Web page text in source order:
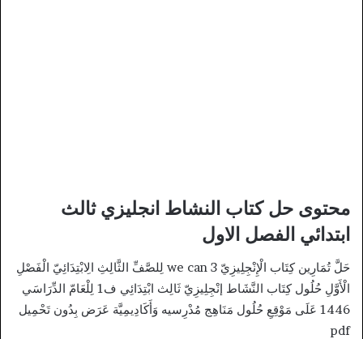
محتوى حل كتاب النشاط انجليزي ثالث
ابتدائي الفصل الاول
حَلَّ تُمَارِين كِتَاب الْإِنْجِلِيزِيّ we can 3 لِلصَّفِّ الثَّالِثِ الِابْتِدَائِيّ الْفَصْلِ
الْأَوَّلِ حُلُول كِتَاب النَّشَاط إنْجِلِيزِيّ ثَالِث ابْتِدَائِي ف1 لِلْعَامّ الدِّرَاسَي
1446 عَلَى مَوْقِعِ حُلُول مَنَاهِج مُدْرِسيه وَأَكَادِيمِيَّة عَرَض بِدُون تَحْمِيل
pdf